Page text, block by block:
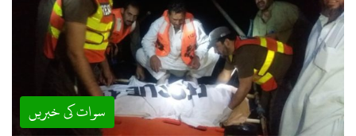
سوات کی خبریں